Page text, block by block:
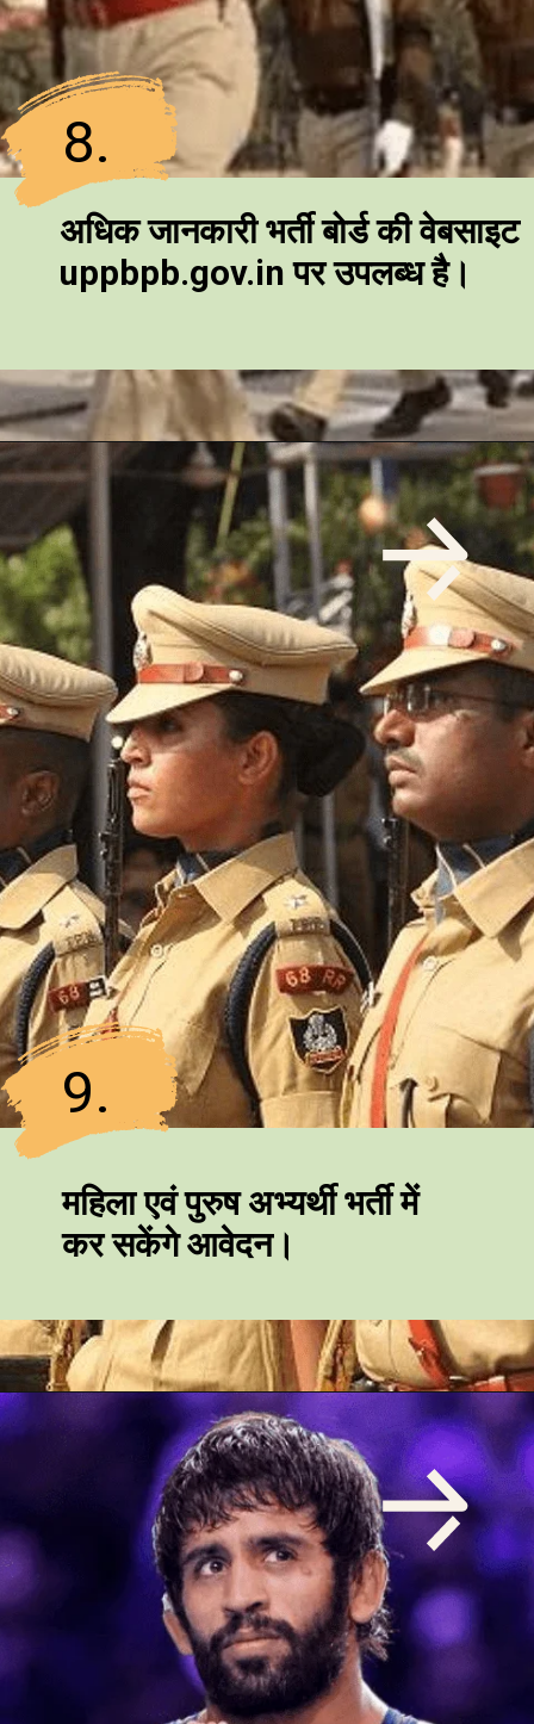
8.
अधिक जानकारी भर्ती बोर्ड की वेबसाइट
uppbpb.gov.in पर उपलब्ध है।
9.
महिला एवं पुरुष अभ्यर्थी भर्ती में
कर सकेंगे आवेदन।